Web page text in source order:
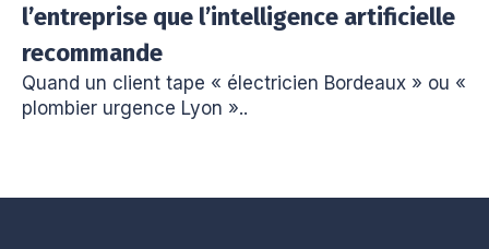
l’entreprise que l’intelligence artificielle
recommande
Quand un client tape « électricien Bordeaux » ou «
plombier urgence Lyon »..